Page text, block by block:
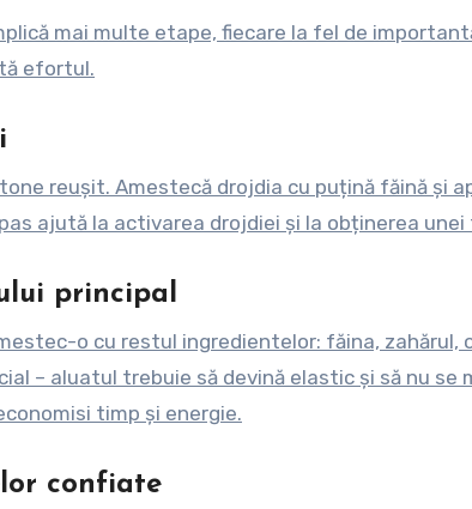
mai multe etape, fiecare la fel de
efortul.
reușit. Amestecă drojdia cu puțină făină și
ajută la activarea drojdiei și la obținerea
principal
o cu restul ingredientelor: făina, zahărul,
– aluatul trebuie să devină elastic și să nu se
timp și energie.
confiate